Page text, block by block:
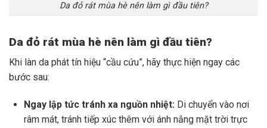
Da đỏ rát mùa hè nên làm gì đầu tiên?
Da đỏ rát mùa hè nên làm gì đầu tiên?
Khi làn da phát tín hiệu “cầu cứu”, hãy thực hiện ngay các
bước sau:
Ngay lập tức tránh xa nguồn nhiệt: Di chuyển vào nơi
râm mát, tránh tiếp xúc thêm với ánh nắng mặt trời trực